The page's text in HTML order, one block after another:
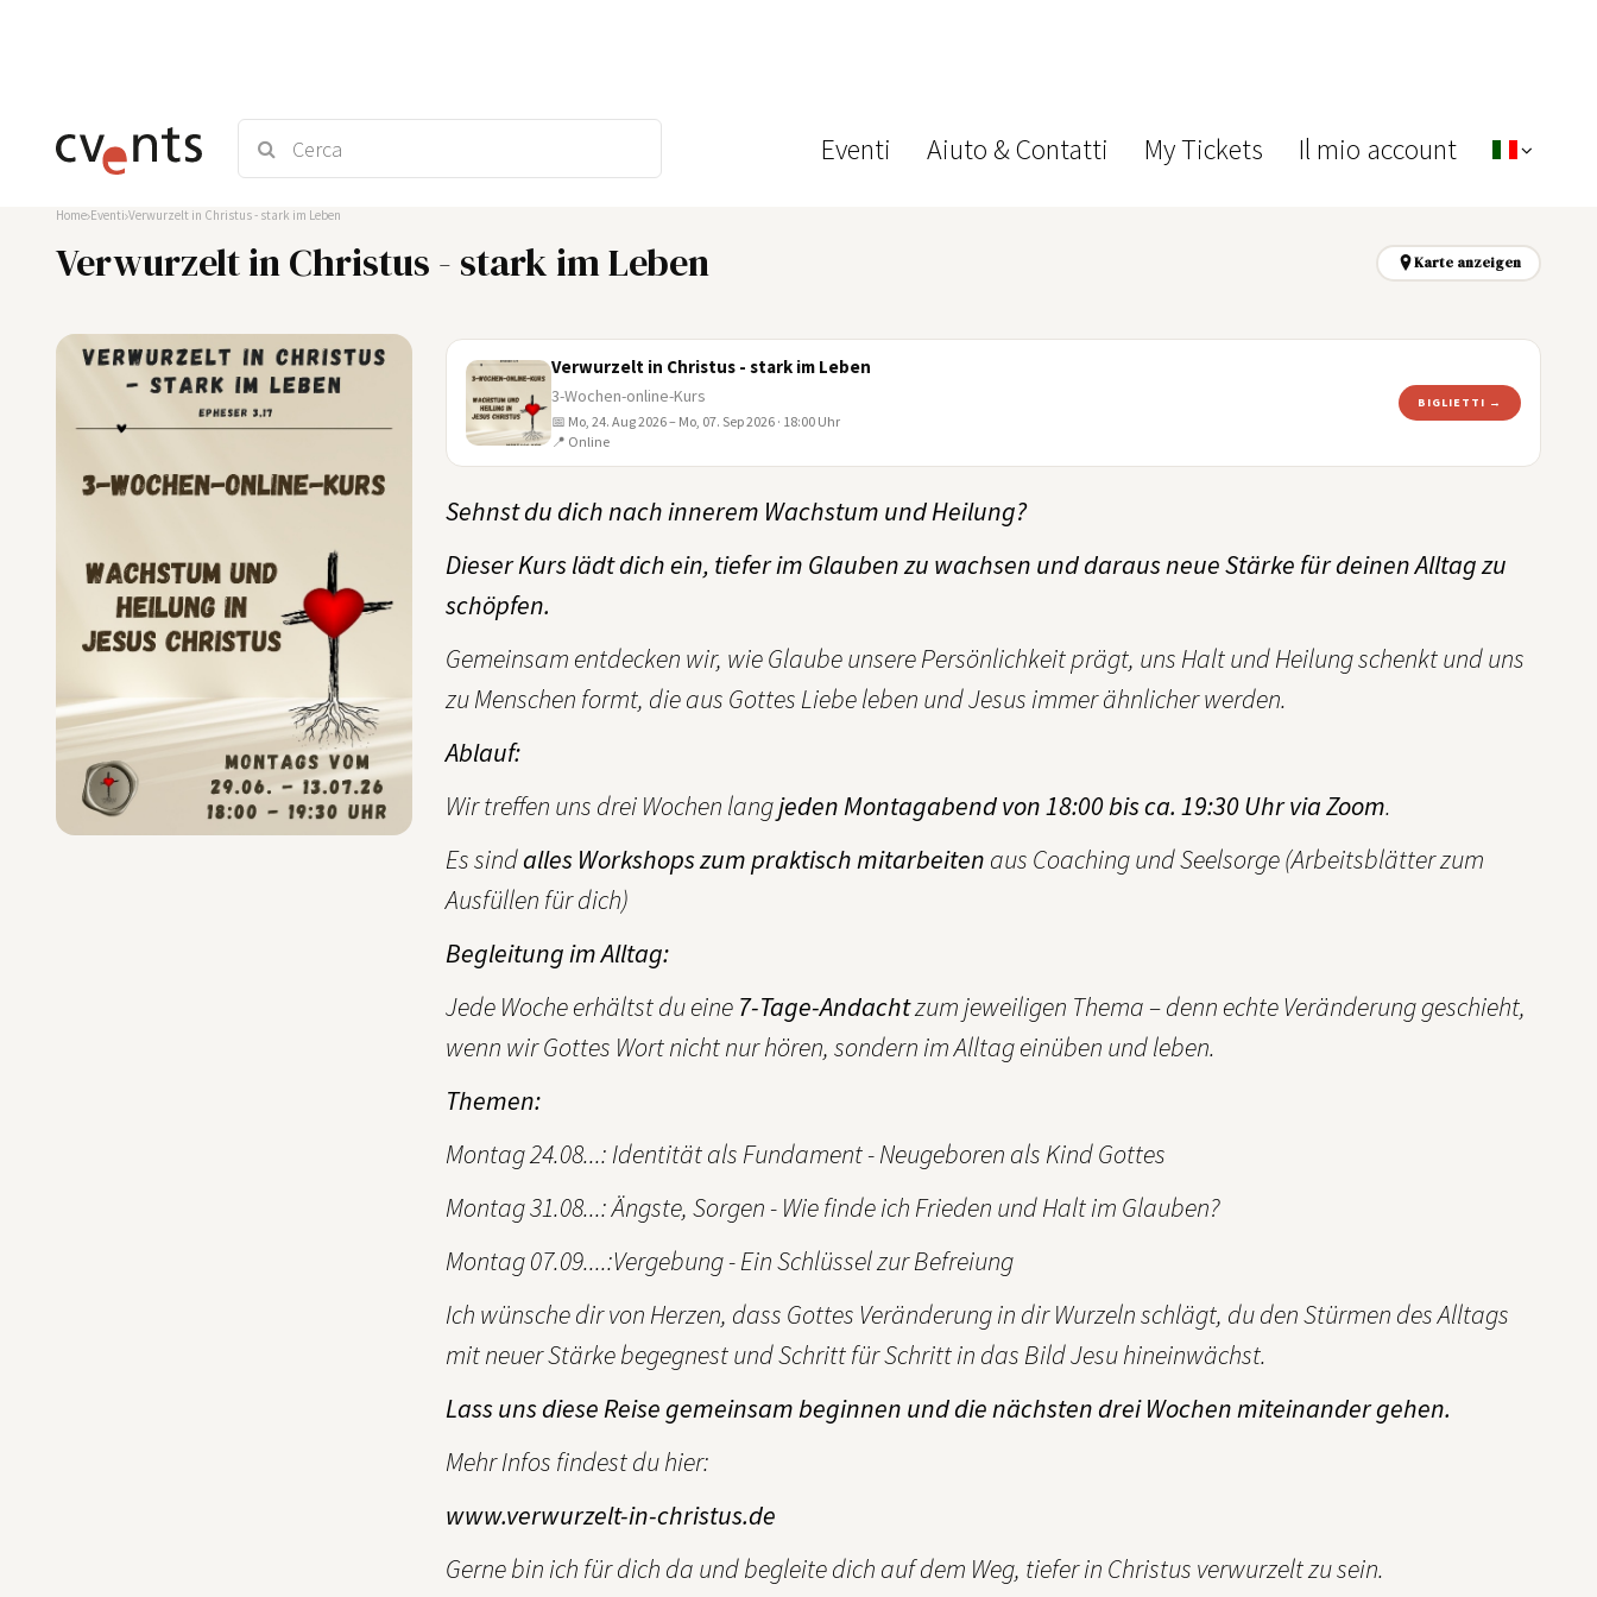
Eventi Aiuto & Contatti My Tickets Il mio account
Home Eventi Verwurzelt in Christus - stark im Leben
Verwurzelt in Christus - stark im Leben Karte anzeigen
Verwurzelt in Christus - stark im Leben
3-Wochen-online-Kurs
📅 Mo, 24. Aug 2026 – Mo, 07. Sep 2026 · 18:00 Uhr
📍 Online
BIGLIETTI →
Sehnst du dich nach innerem Wachstum und Heilung?
Dieser Kurs lädt dich ein, tiefer im Glauben zu wachsen und daraus neue Stärke für deinen Alltag zu
schöpfen.
Gemeinsam entdecken wir, wie Glaube unsere Persönlichkeit prägt, uns Halt und Heilung schenkt und uns
zu Menschen formt, die aus Gottes Liebe leben und Jesus immer ähnlicher werden.
Ablauf:
Wir treffen uns drei Wochen langjeden Montagabend von 18:00 bis ca. 19:30 Uhr via Zoom.
Es sindalles Workshops zum praktisch mitarbeiten aus Coaching und Seelsorge (Arbeitsblätter zum
Ausfüllen für dich)
Begleitung im Alltag:
Jede Woche erhältst du eine 7-Tage-Andachtzum jeweiligen Thema – denn echte Veränderung geschieht,
wenn wir Gottes Wort nicht nur hören, sondern im Alltag einüben und leben.
Themen:
Montag 24.08...: Identität als Fundament - Neugeboren als Kind Gottes
Montag 31.08...: Ängste, Sorgen - Wie finde ich Frieden und Halt im Glauben?
Montag 07.09....:Vergebung - Ein Schlüssel zur Befreiung
Ich wünsche dir von Herzen, dass Gottes Veränderung in dir Wurzeln schlägt, du den Stürmen des Alltags
mit neuer Stärke begegnest und Schritt für Schritt in das Bild Jesu hineinwächst.
Lass uns diese Reise gemeinsam beginnen und die nächsten drei Wochen miteinander gehen.
Mehr Infos findest du hier:
www.verwurzelt-in-christus.de
Gerne bin ich für dich da und begleite dich auf dem Weg, tiefer in Christus verwurzelt zu sein.